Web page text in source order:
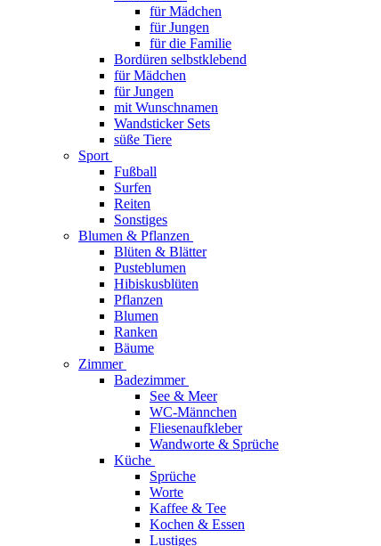
für Mädchen
für Jungen
für die Familie
Bordüren selbstklebend
für Mädchen
für Jungen
mit Wunschnamen
Wandsticker Sets
süße Tiere
Sport
Fußball
Surfen
Reiten
Sonstiges
Blumen & Pflanzen
Blüten & Blätter
Pusteblumen
Hibiskusblüten
Pflanzen
Blumen
Ranken
Bäume
Zimmer
Badezimmer
See & Meer
WC-Männchen
Fliesenaufkleber
Wandworte & Sprüche
Küche
Sprüche
Worte
Kaffee & Tee
Kochen & Essen
Lustiges